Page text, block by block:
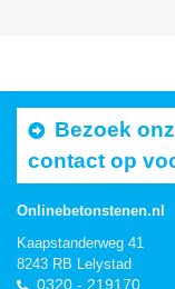
Bezoek
contact op
Onlinebetonstenen.nl
Kaapstanderweg 41
8243 RB Lelystad
0320 - 219170